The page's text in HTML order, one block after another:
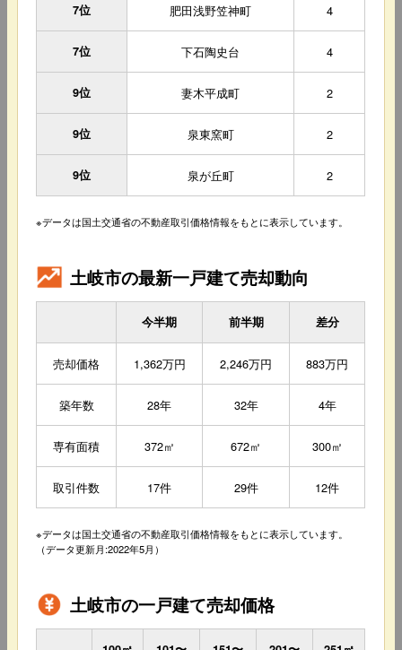
7位 肥田浅野笠神町 4
7位 下石陶史台 4
9位 妻木平成町 2
9位 泉東窯町 2
9位 泉が丘町 2
※データは国土交通省の不動産取引価格情報をもとに表示しています。
土岐市の最新一戸建て売却動向
今半期 前半期 差分
売却価格 1,362万円 2,246万円 883万円
築年数 28年 32年 4年
専有面積 372㎡ 672㎡ 300㎡
取引件数 17件 29件 12件
※データは国土交通省の不動産取引価格情報をもとに表示しています。
（データ更新月:2022年5月）
土岐市の一戸建て売却価格